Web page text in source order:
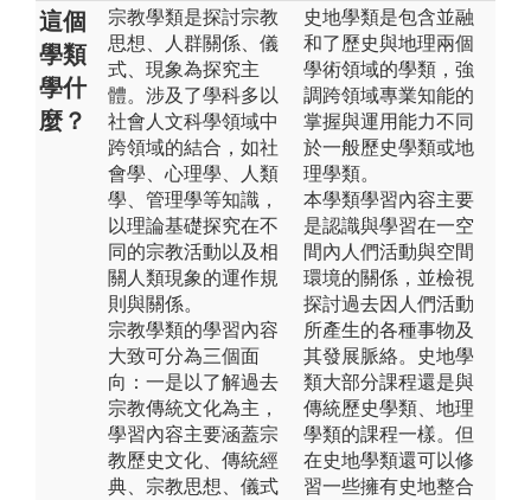
這個
學類
學什
麼？
宗教學類是探討宗教
思想、人群關係、儀
式、現象為探究主
體。涉及了學科多以
社會人文科學領域中
跨領域的結合，如社
會學、心理學、人類
學、管理學等知識，
以理論基礎探究在不
同的宗教活動以及相
關人類現象的運作規
則與關係。
宗教學類的學習內容
大致可分為三個面
向：一是以了解過去
宗教傳統文化為主，
學習內容主要涵蓋宗
教歷史文化、傳統經
典、宗教思想、儀式
史地學類是包含並融
和了歷史與地理兩個
學術領域的學類，強
調跨領域專業知能的
掌握與運用能力不同
於一般歷史學類或地
理學類。
本學類學習內容主要
是認識與學習在一空
間內人們活動與空間
環境的關係，並檢視
探討過去因人們活動
所產生的各種事物及
其發展脈絡。史地學
類大部分課程還是與
傳統歷史學類、地理
學類的課程一樣。但
在史地學類還可以修
習一些擁有史地整合